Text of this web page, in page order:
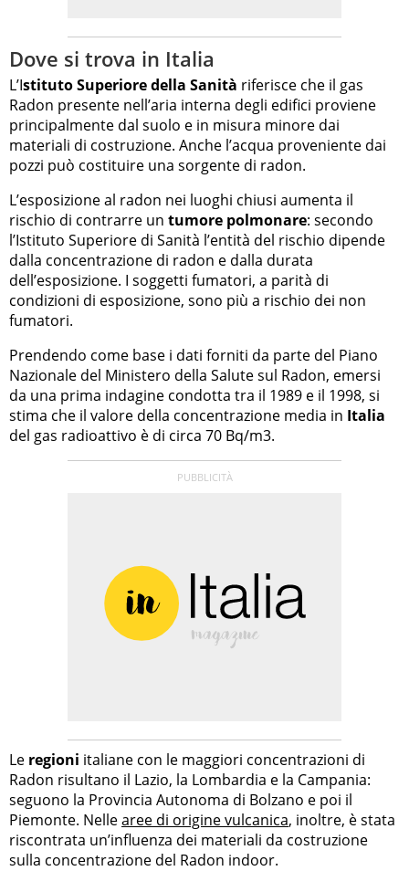
Dove si trova in Italia
L’Istituto Superiore della Sanità riferisce che il gas
Radon presente nell’aria interna degli edifici proviene
principalmente dal suolo e in misura minore dai
materiali di costruzione. Anche l’acqua proveniente dai
pozzi può costituire una sorgente di radon.
L’esposizione al radon nei luoghi chiusi aumenta il
rischio di contrarre un tumore polmonare: secondo
l’Istituto Superiore di Sanità l’entità del rischio dipende
dalla concentrazione di radon e dalla durata
dell’esposizione. I soggetti fumatori, a parità di
condizioni di esposizione, sono più a rischio dei non
fumatori.
Prendendo come base i dati forniti da parte del Piano
Nazionale del Ministero della Salute sul Radon, emersi
da una prima indagine condotta tra il 1989 e il 1998, si
stima che il valore della concentrazione media in Italia
del gas radioattivo è di circa 70 Bq/m3.
Le regioni italiane con le maggiori concentrazioni di
Radon risultano il Lazio, la Lombardia e la Campania:
seguono la Provincia Autonoma di Bolzano e poi il
Piemonte. Nellearee di origine vulcanica, inoltre, è stata
riscontrata un’influenza dei materiali da costruzione
sulla concentrazione del Radon indoor.